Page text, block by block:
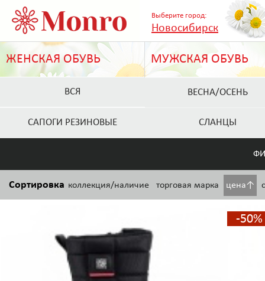
Выберите город:
Новосибирск
ЖЕНСКАЯ ОБУВЬ МУЖСКАЯ ОБУВЬ
ВСЯ ВЕСНА/ОСЕНЬ
САПОГИ РЕЗИНОВЫЕ СЛАНЦЫ
Сортировка коллекция/наличие торговая марка цена↑
-50%